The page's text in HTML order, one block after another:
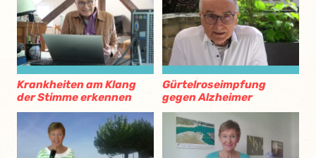
Krankheiten am Klang
der Stimme erkennen
Gürtelroseimpfung
gegen Alzheimer